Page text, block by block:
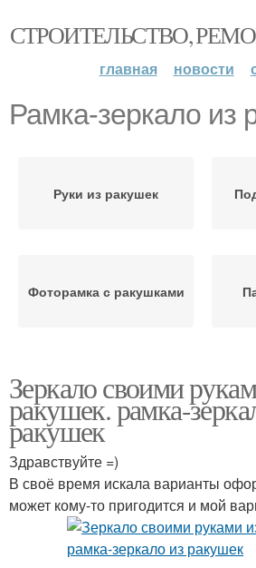
СТРОИТЕЛЬСТВО,
главная новости
Рамка-зеркало из
Руки из ракушек
Фоторамка с ракушками
Свечи из ракушек
Зеркало с ракушками
Зеркало своими
ракушек. рамка-
ракушек
Здравствуйте =)
В своё время искала варианты
может кому-то пригодится и мой